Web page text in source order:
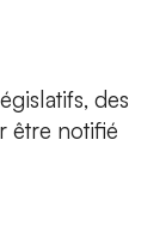
des
être notifié